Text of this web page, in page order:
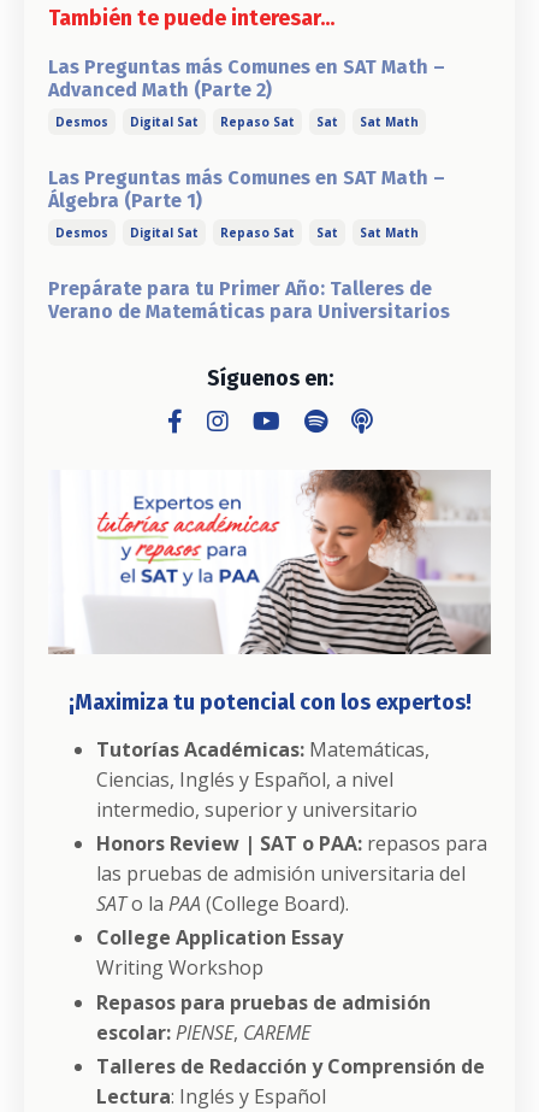
También te puede interesar...
Las Preguntas más Comunes en SAT Math –
Advanced Math (Parte 2)
Desmos Digital Sat Repaso Sat Sat Sat Math
Las Preguntas más Comunes en SAT Math –
Álgebra (Parte 1)
Desmos Digital Sat Repaso Sat Sat Sat Math
Prepárate para tu Primer Año: Talleres de
Verano de Matemáticas para Universitarios
Síguenos en:
¡Maximiza tu potencial con los expertos!
Tutorías Académicas: Matemáticas,
Ciencias, Inglés y Español, a nivel
intermedio, superior y universitario
Honors Review | SAT o PAA: repasos para
las pruebas de admisión universitaria del
SATo la PAA (College Board).
College Application Essay
WritingWorkshop
Repasos para pruebas de admisión
escolar:PIENSE, CAREME
Talleres de Redacción y Comprensión de
Lectura: Inglés y Español